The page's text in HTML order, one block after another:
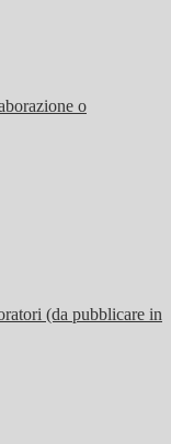
o
(da pubblicare in